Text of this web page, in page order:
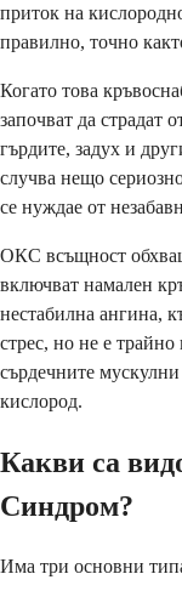
приток на
правилно, точно
Когато това
започват да страдат
гърдите, задух и
случва нещо
се нуждае от
ОКС всъщност
включват намален
нестабилна ангина,
стрес, но не е
сърдечните
кислород.
Какви са
Синдром?
Има три основни